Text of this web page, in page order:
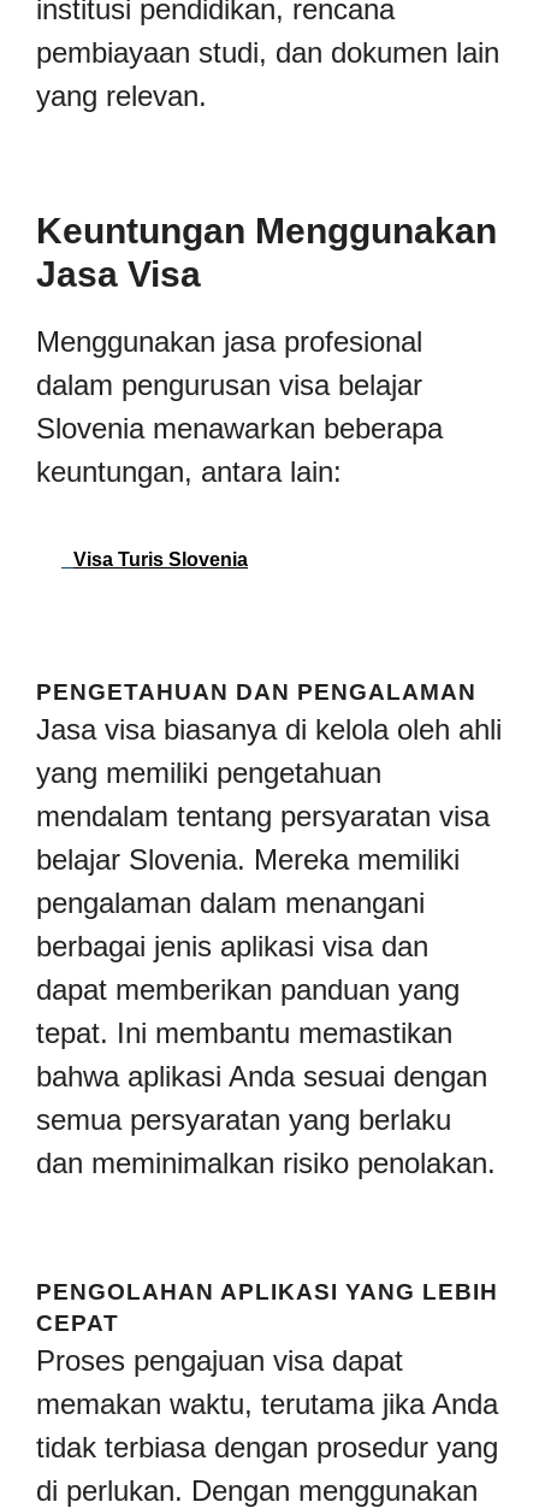
institusi pendidikan, rencana
pembiayaan studi, dan dokumen lain
yang relevan.
Keuntungan Menggunakan
Jasa Visa
Menggunakan jasa profesional
dalam pengurusan visa belajar
Slovenia menawarkan beberapa
keuntungan, antara lain:
Visa Turis Slovenia
PENGETAHUAN DAN PENGALAMAN
Jasa visa biasanya di kelola oleh ahli
yang memiliki pengetahuan
mendalam tentang persyaratan visa
belajar Slovenia. Mereka memiliki
pengalaman dalam menangani
berbagai jenis aplikasi visa dan
dapat memberikan panduan yang
tepat. Ini membantu memastikan
bahwa aplikasi Anda sesuai dengan
semua persyaratan yang berlaku
dan meminimalkan risiko penolakan.
PENGOLAHAN APLIKASI YANG LEBIH
CEPAT
Proses pengajuan visa dapat
memakan waktu, terutama jika Anda
tidak terbiasa dengan prosedur yang
di perlukan. Dengan menggunakan